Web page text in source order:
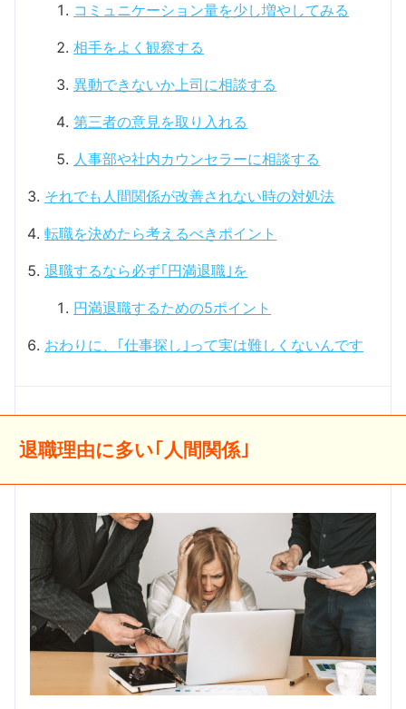
コミュニケーション量を少し増やしてみる
相手をよく観察する
異動できないか上司に相談する
第三者の意見を取り入れる
人事部や社内カウンセラーに相談する
それでも人間関係が改善されない時の対処法
転職を決めたら考えるべきポイント
退職するなら必ず｢円満退職｣を
円満退職するための5ポイント
おわりに、｢仕事探し｣って実は難しくないんです
退職理由に多い｢人間関係｣